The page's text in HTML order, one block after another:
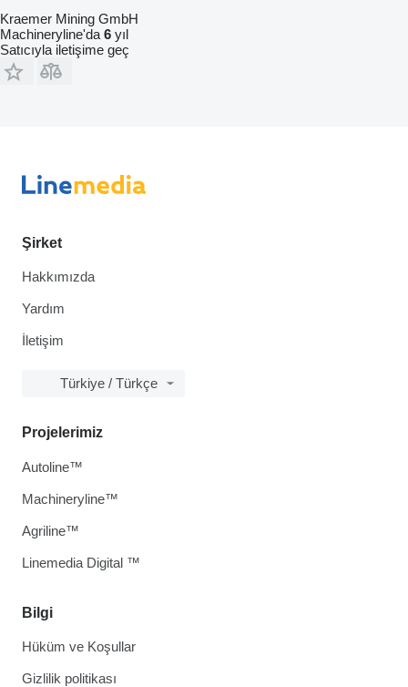
Kraemer Mining GmbH
Machineryline'da 6 yıl
Satıcıyla iletişime geç
Şirket
Hakkımızda
Yardım
İletişim
Türkiye / Türkçe
Bilgi
Hüküm ve Koşullar
Gizlilik politikası
Projelerimiz
Autoline™
Machineryline™
Agriline™
Linemedia Digital ™